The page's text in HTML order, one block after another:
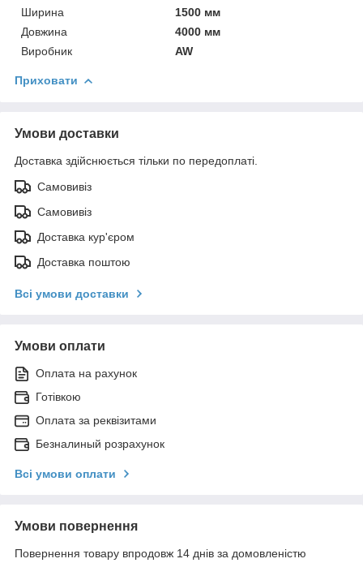
Ширина
1500 мм
Довжина
4000 мм
Виробник
AW
Приховати
Умови доставки
Доставка здійснюється тільки по передоплаті.
Самовивіз
Самовивіз
Доставка кур'єром
Доставка поштою
Всі умови доставки
Умови оплати
Оплата на рахунок
Готівкою
Оплата за реквізитами
Безналиный розрахунок
Всі умови оплати
Умови повернення
Повернення товару впродовж 14 днів за домовленістю